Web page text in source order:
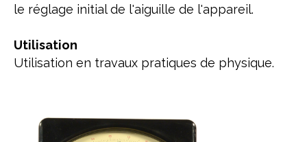
le réglage initial de l'aiguille de l'appareil.
Utilisation
Utilisation en travaux pratiques de physique.